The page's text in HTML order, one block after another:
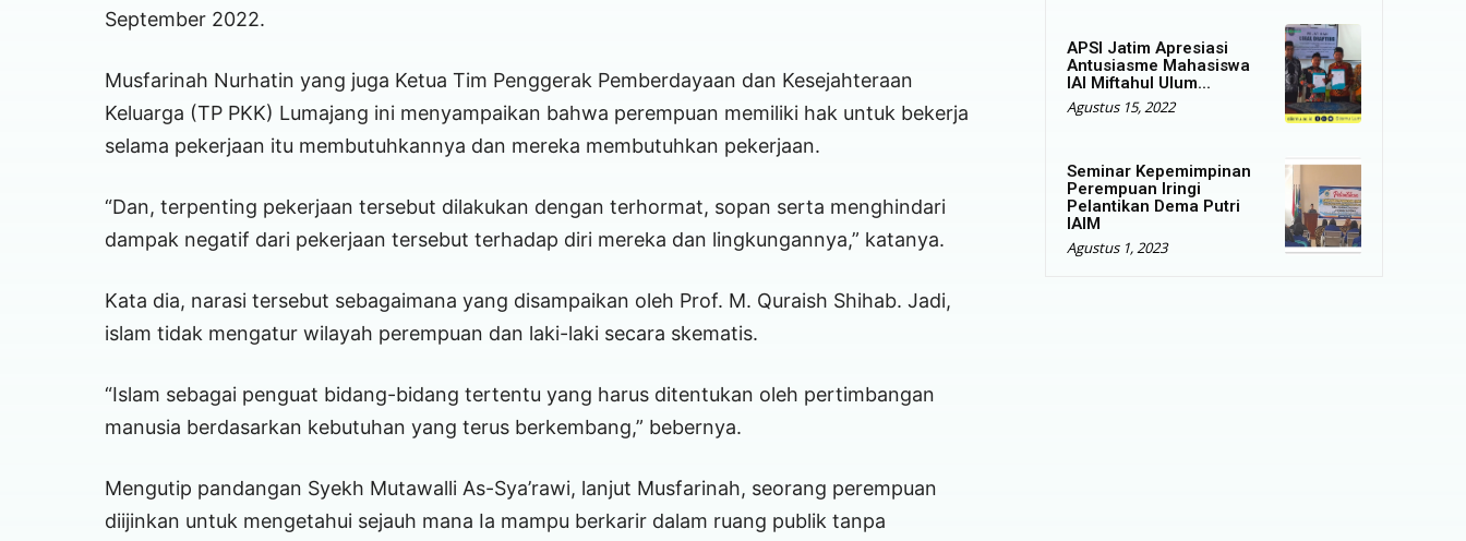
September 2022.
Musfarinah Nurhatin yang juga Ketua Tim Penggerak Pemberdayaan dan Kesejahteraan
Keluarga (TP PKK) Lumajang ini menyampaikan bahwa perempuan memiliki hak untuk bekerja
selama pekerjaan itu membutuhkannya dan mereka membutuhkan pekerjaan.
“Dan, terpenting pekerjaan tersebut dilakukan dengan terhormat, sopan serta menghindari
dampak negatif dari pekerjaan tersebut terhadap diri mereka dan lingkungannya,” katanya.
Kata dia, narasi tersebut sebagaimana yang disampaikan oleh Prof. M. Quraish Shihab. Jadi,
islam tidak mengatur wilayah perempuan dan laki-laki secara skematis.
“Islam sebagai penguat bidang-bidang tertentu yang harus ditentukan oleh pertimbangan
manusia berdasarkan kebutuhan yang terus berkembang,” bebernya.
Mengutip pandangan Syekh Mutawalli As-Sya’rawi, lanjut Musfarinah, seorang perempuan
diijinkan untuk mengetahui sejauh mana Ia mampu berkarir dalam ruang publik tanpa
APSI Jatim Apresiasi
Antusiasme Mahasiswa
IAI Miftahul Ulum...
Agustus 15, 2022
Seminar Kepemimpinan
Perempuan Iringi
Pelantikan Dema Putri
IAIM
Agustus 1, 2023